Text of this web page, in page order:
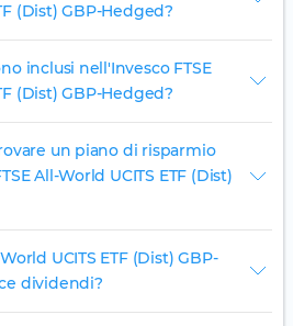
(Dist) GBP-Hedged?
inclusi nell'Invesco FTSE
(Dist) GBP-Hedged?
un piano di risparmio
All-World UCITS ETF (Dist)
UCITS ETF (Dist) GBP-
dividendi?